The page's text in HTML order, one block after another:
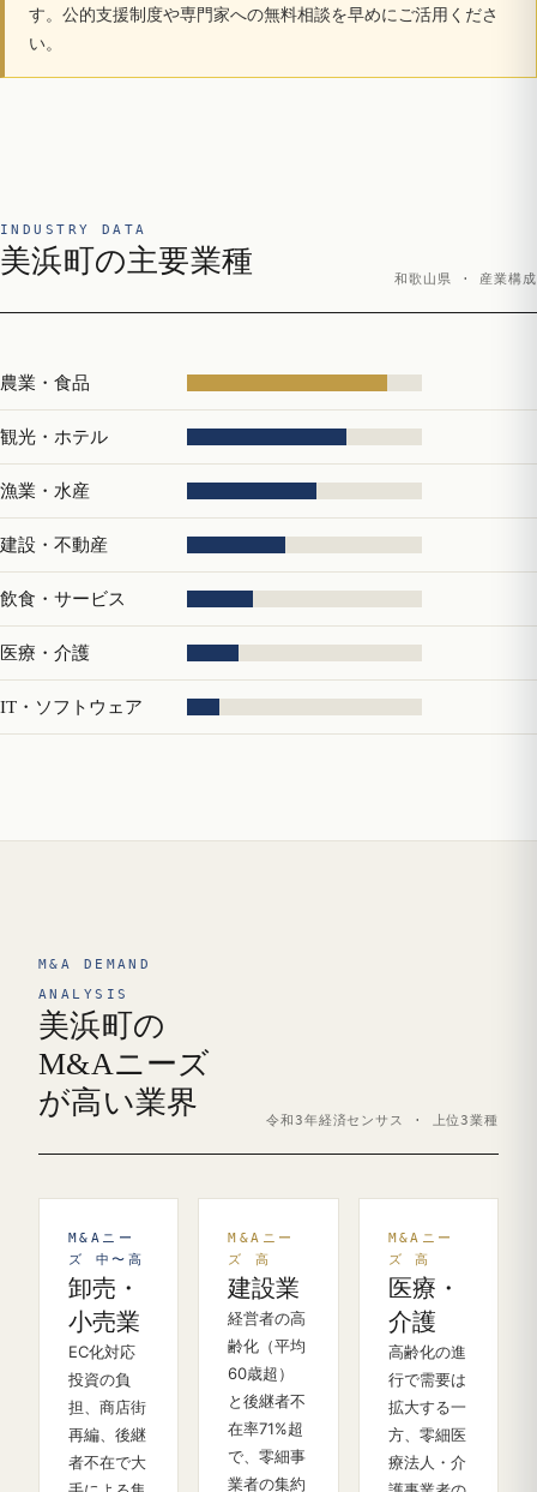
す。公的支援制度や専門家への無料相談を早めにご活用くださ
い。
INDUSTRY DATA
美浜町の主要業種
和歌山県 · 産業構成
農業・食品
観光・ホテル
漁業・水産
建設・不動産
飲食・サービス
医療・介護
IT・ソフトウェア
M&A DEMAND
ANALYSIS
美浜町の
M&Aニーズ
が高い業界
令和3年経済センサス · 上位3業種
M&Aニー
ズ 中〜高
卸売・
小売業
EC化対応
投資の負
担、商店街
再編、後継
者不在で大
M&Aニー
ズ 高
建設業
経営者の高
齢化（平均
60歳超）
と後継者不
在率71%超
で、零細事
業者の集約
M&Aニー
ズ 高
医療・
介護
高齢化の進
行で需要は
拡大する一
方、零細医
療法人・介